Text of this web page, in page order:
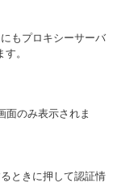
もプロキシーサーバ
。
面のみ表示されま
ときに押して認証情